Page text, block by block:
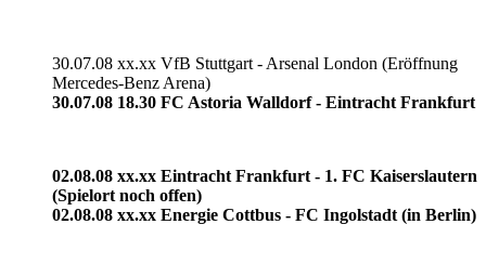
30.07.08 xx.xx VfB Stuttgart - Arsenal London (Eröffnung
Mercedes-Benz Arena)
30.07.08 18.30 FC Astoria Walldorf - Eintracht Frankfurt
02.08.08 xx.xx Eintracht Frankfurt - 1. FC Kaiserslautern
(Spielort noch offen)
02.08.08 xx.xx Energie Cottbus - FC Ingolstadt (in Berlin)